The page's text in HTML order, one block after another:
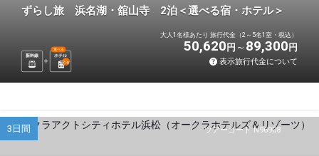
ずらし旅 浜名湖・舘山寺 2泊＜選べる宿・ホテル＞
新幹線 ホテル
選べる
2泊
大人1名様あたり 旅行代金（2～5名1室・税込）
50,620 円 89,300 円
表示旅行代金について
ツアーコード N96908
3日間